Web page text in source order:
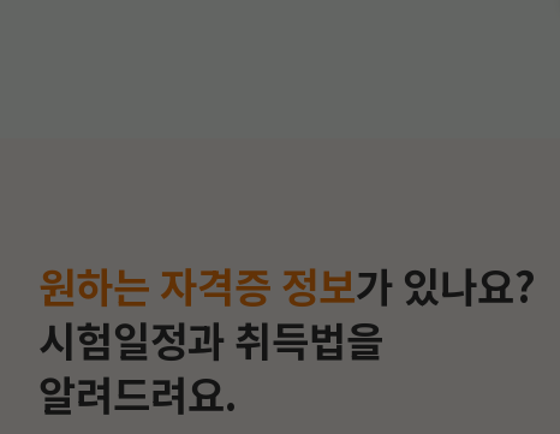
원하는 자격증 정보가 있나요?
시험일정과 취득법을
알려드려요.